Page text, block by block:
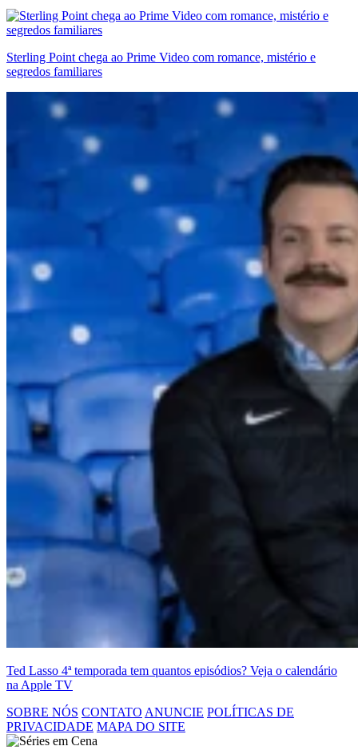
Sterling Point chega ao Prime Video com romance, mistério e
segredos familiares
Ted Lasso 4ª temporada tem quantos episódios? Veja o calendário
na Apple TV
SOBRE NÓS CONTATO ANUNCIE POLÍTICAS DE
PRIVACIDADE MAPA DO SITE